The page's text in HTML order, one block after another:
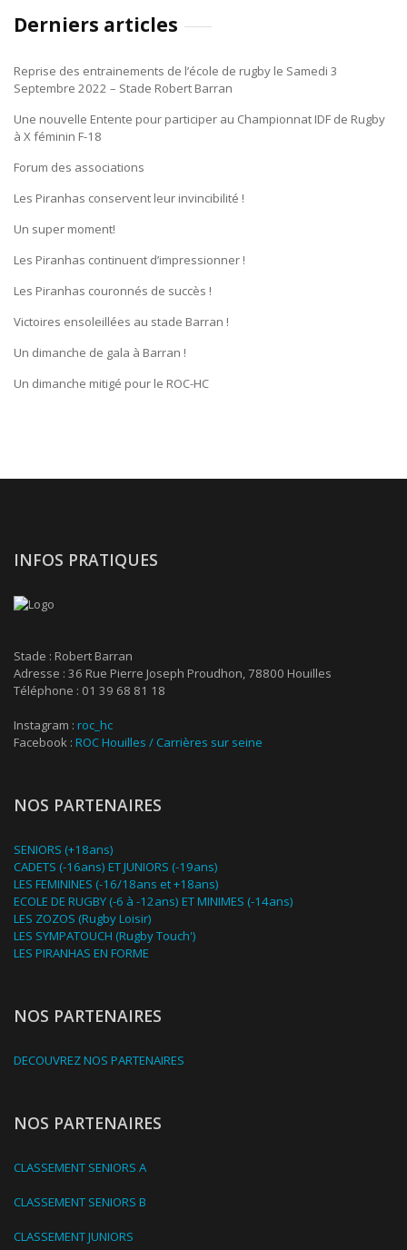
Derniers articles
Reprise des entrainements de l’école de rugby le Samedi 3
Septembre 2022 – Stade Robert Barran
Une nouvelle Entente pour participer au Championnat IDF de Rugby
à X féminin F-18
Forum des associations
Les Piranhas conservent leur invincibilité !
Un super moment!
Les Piranhas continuent d’impressionner !
Les Piranhas couronnés de succès !
Victoires ensoleillées au stade Barran !
Un dimanche de gala à Barran !
Un dimanche mitigé pour le ROC-HC
INFOS PRATIQUES
Stade : Robert Barran
Adresse : 36 Rue Pierre Joseph Proudhon, 78800 Houilles
Téléphone : 01 39 68 81 18
Instagram : roc_hc
Facebook : ROC Houilles / Carrières sur seine
NOS PARTENAIRES
SENIORS (+18ans)
CADETS (-16ans) ET JUNIORS (-19ans)
LES FEMININES (-16/18ans et +18ans)
ECOLE DE RUGBY (-6 à -12ans) ET MINIMES (-14ans)
LES ZOZOS (Rugby Loisir)
LES SYMPATOUCH (Rugby Touch')
LES PIRANHAS EN FORME
NOS PARTENAIRES
DECOUVREZ NOS PARTENAIRES
NOS PARTENAIRES
CLASSEMENT SENIORS A
CLASSEMENT SENIORS B
CLASSEMENT JUNIORS